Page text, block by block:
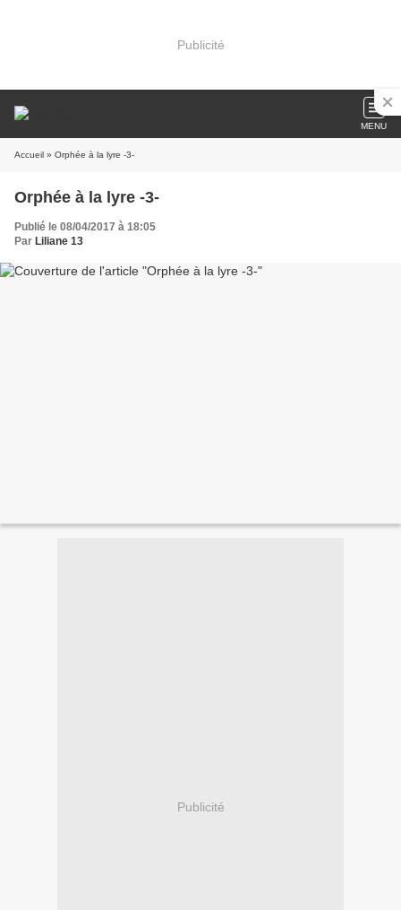
Publicité
MENU
Accueil » Orphée à la lyre -3-
Orphée à la lyre -3-
Publié le 08/04/2017 à 18:05
Par Liliane 13
Publicité